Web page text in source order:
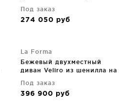
матовой нержавеющей
стали 165X86X77 CM
Под заказ
274 050 руб
La Forma
Бежевый двухместный
диван Veliro из шенилла на
210 CM
Под заказ
396 900 руб